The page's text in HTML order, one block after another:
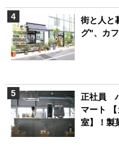
街と人と
グ"、カ
正社員
マート
室】！製